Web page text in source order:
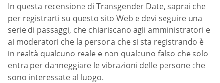
In questa recensione di Transgender Date, saprai che
per registrarti su questo sito Web e devi seguire una
serie di passaggi, che chiariscano agli amministratori e
ai moderatori che la persona che si sta registrando è
in realtà qualcuno reale e non qualcuno falso che solo
entra per danneggiare le vibrazioni delle persone che
sono interessate al luogo.